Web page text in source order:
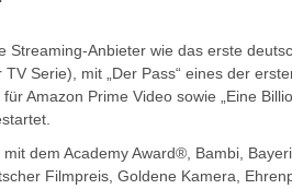
Anbieter wie das erste
TV Serie), mit „Der Pass“ eines der
Amazon Prime Video sowie „Eine
dem Academy Award®, Bambi,
Filmpreis, Goldene Kamera,